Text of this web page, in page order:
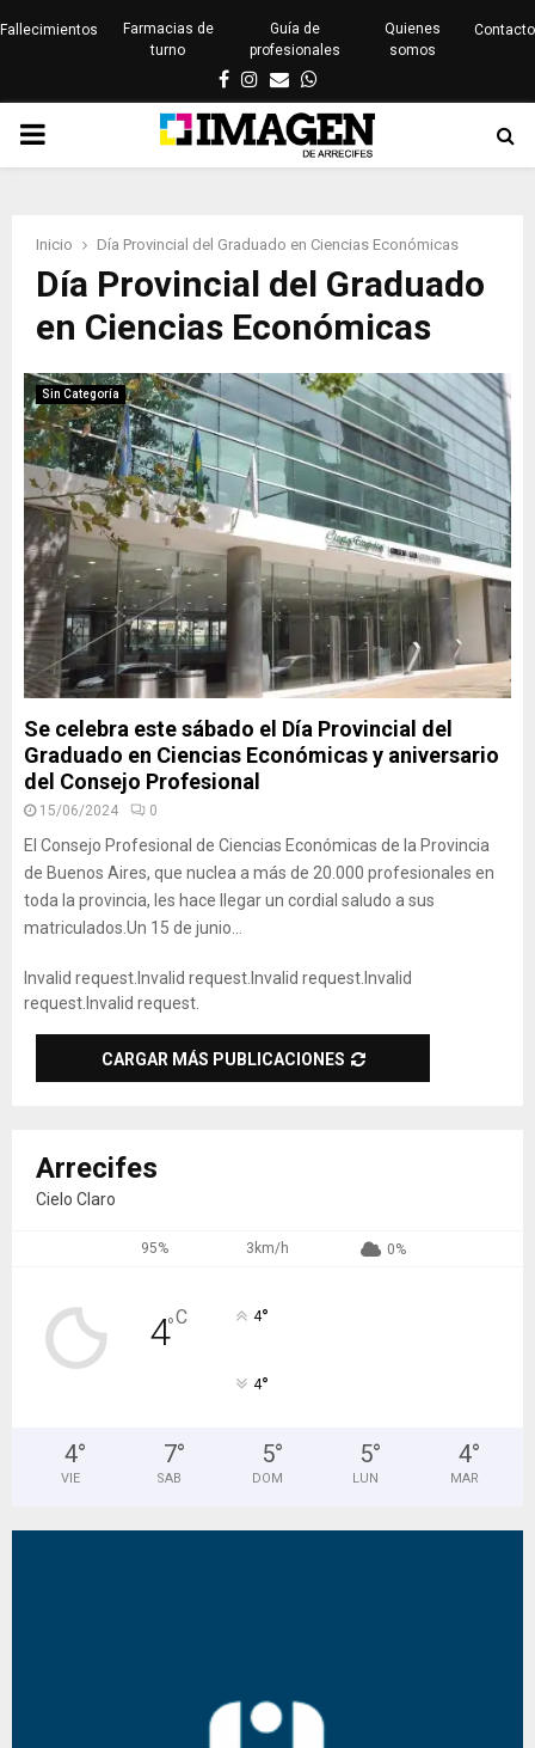
Fallecimientos
Farmacias de
turno
Guía de
profesionales
Quienes
somos
Contacto
Facebook
Instagram
EmailWhatsapp
PRIMARY
Inicio Día Provincial del Graduado en Ciencias Económicas
Día Provincial del Graduado
en Ciencias Económicas
Sin Categoría
Se celebra este sábado el Día Provincial del
Graduado en Ciencias Económicas y aniversario
del Consejo Profesional
15/06/2024 0
El Consejo Profesional de Ciencias Económicas de la Provincia
de Buenos Aires, que nuclea a más de 20.000 profesionales en
toda la provincia, les hace llegar un cordial saludo a sus
matriculados.Un 15 de junio...
Invalid request. Invalid request. Invalid request. Invalid
request. Invalid request.
CARGAR MÁS PUBLICACIONES
Arrecifes
Cielo Claro
95% 3km/h 0%
4°C 4°
4°
4°
VIE
7°
SAB
5°
DOM
5°
LUN
4°
MAR